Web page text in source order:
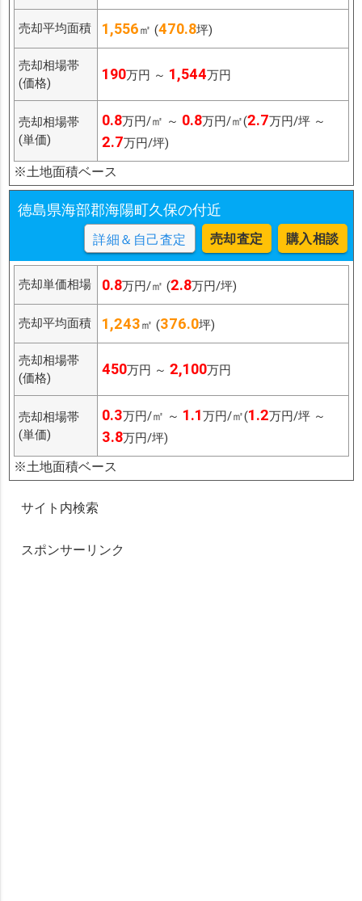
売却平均面積 1,556㎡ (470.8坪)
売却相場帯
(価格)
190万円 ～ 1,544万円
売却相場帯
(単価)
0.8万円/㎡ ～ 0.8万円/㎡(2.7万円/坪 ～
2.7万円/坪)
※土地面積ベース
徳島県海部郡海陽町久保の付近
詳細＆自己査定 売却査定 購入相談
売却単価相場 0.8万円/㎡ (2.8万円/坪)
売却平均面積 1,243㎡ (376.0坪)
売却相場帯
(価格)
450万円 ～ 2,100万円
売却相場帯
(単価)
0.3万円/㎡ ～ 1.1万円/㎡(1.2万円/坪 ～
3.8万円/坪)
※土地面積ベース
サイト内検索
スポンサーリンク